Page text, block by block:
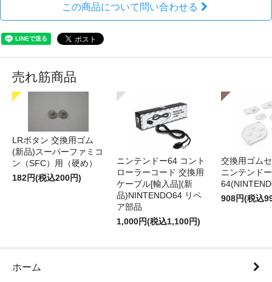
この商品について問い合わせる
売れ筋商品
LRボタン 交換用ゴム
(新品)スーパーファミコ
ン（SFC）用（硬め）
182円(税込200円)
ニンテンドー64 コント
ローラーコード 交換用
ケーブル[輸入品](新
品)NINTENDO64 リペ
ア部品
1,000円(税込1,100円)
交換用ゴム
ニンテンドー
908円(税込
ホーム